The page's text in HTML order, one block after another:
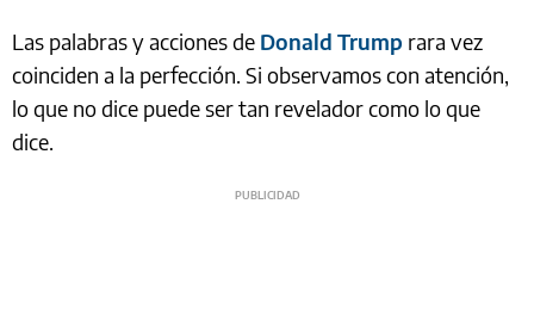
Las palabras y acciones de Donald Trump rara vez
coinciden a la perfección. Si observamos con atención,
lo que no dice puede ser tan revelador como lo que
dice.